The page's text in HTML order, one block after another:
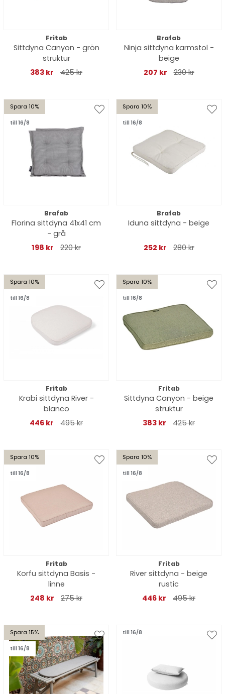
Fritab
Sittdyna Canyon - grön
struktur
383 kr
425 kr
Brafab
Ninja sittdyna karmstol -
beige
207 kr
230 kr
Spara 10%
till 16/8
Brafab
Florina sittdyna 41x41 cm
- grå
198 kr
220 kr
Spara 10%
till 16/8
Brafab
Iduna sittdyna - beige
252 kr 280 kr
Spara 10%
till 16/8
Fritab
Krabi sittdyna River -
blanco
446 kr
495 kr
Spara 10%
till 16/8
Fritab
Sittdyna Canyon - beige
struktur
383 kr
425 kr
Spara 10%
till 16/8
Fritab
Korfu sittdyna Basis -
linne
248 kr
275 kr
Spara 10%
till 16/8
Fritab
River sittdyna - beige
rustic
446 kr
495 kr
Spara 15%
till 16/8
till 16/8